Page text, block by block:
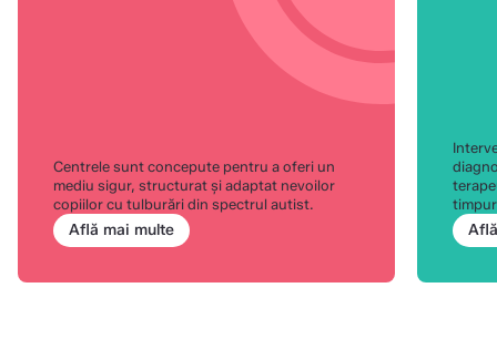
Centrele sunt concepute pentru a oferi un
mediu sigur, structurat și adaptat nevoilor
copiilor cu tulburări din spectrul autist.
Află mai multe